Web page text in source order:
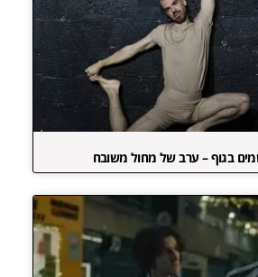
בגוף – ערב של מחול משובח